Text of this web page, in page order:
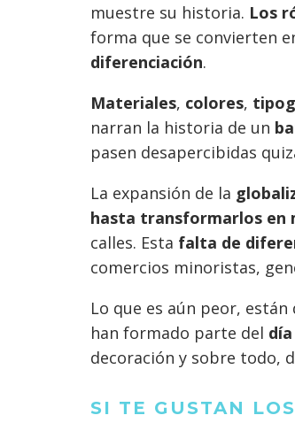
muestre su historia. Los
forma que se convierten
diferenciación.
Materiales, colores,
narran la historia de un
pasen desapercibidas
La expansión de la
hasta transformarlos en
calles. Esta falta de
comercios minoristas,
Lo que es aún peor, están
han formado parte del
decoración y sobre todo,
SI TE GUSTAN